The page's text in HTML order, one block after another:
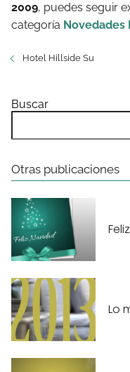
2009, puedes seguir
categoría Novedades
Hotel Hillside Su
Buscar
Otras publicaciones
Lo